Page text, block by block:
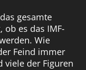
gesamte
es das IMF-
Wie
Feind immer
viele der Figuren